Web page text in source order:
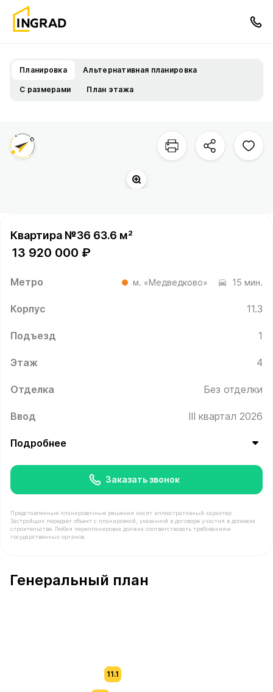
Планировка Альтернативная планировка
С размерами План этажа
Квартира №36 63.6 м²
13 920 000 ₽
Метро м. «Медведково» 15 мин.
Корпус 11.3
Подъезд 1
Этаж 4
Отделка Без отделки
Ввод III квартал 2026
Подробнее
Заказать звонок
Представленные планировочные решения носят иллюстративный характер.
Застройщик передаёт объект с планировкой, указанной в договоре участия в долевом
строительстве. Любая перепланировка должна соответствовать требованиям
государственных органов.
Генеральный план
11.1